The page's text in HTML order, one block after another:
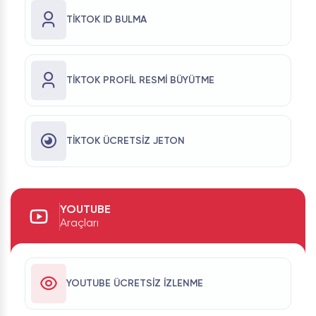
TIKTOK ID BULMA
TIKTOK PROFIL RESMI BÜYÜTME
TIKTOK ÜCRETSIZ JETON
YOUTUBE
Araçları
YOUTUBE ÜCRETSIZ İZLENME